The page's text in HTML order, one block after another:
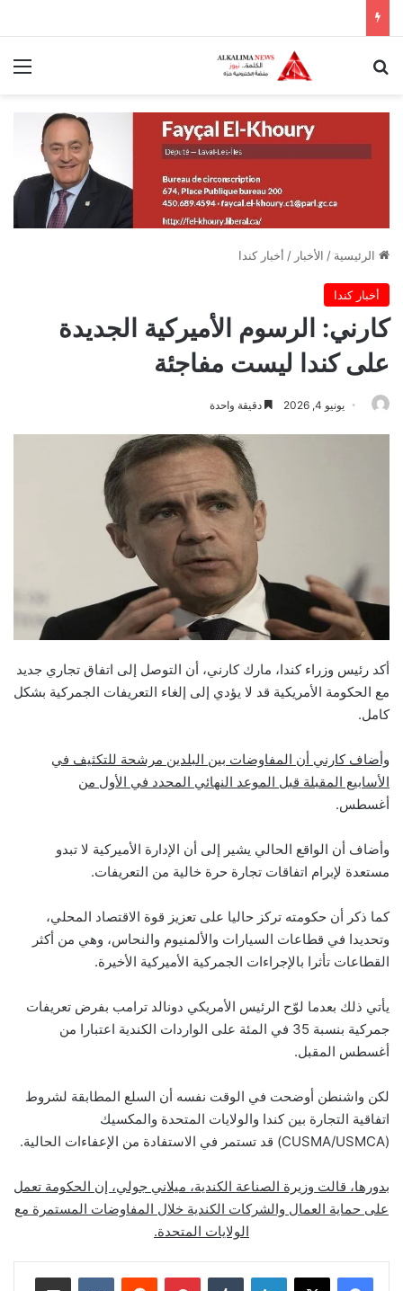
الرئيسية / الأخبار / أخبار كندا
أخبار كندا
كارني: الرسوم الأميركية الجديدة
على كندا ليست مفاجئة
يونيو 4, 2026 دقيقة واحدة
أكد رئيس وزراء كندا، مارك كارني، أن التوصل إلى اتفاق تجاري جديد
مع الحكومة الأمريكية قد لا يؤدي إلى إلغاء التعريفات الجمركية بشكل
كامل.
وأضاف كارني أن المفاوضات بين البلدين مرشحة للتكثيف في
الأسابيع المقبلة قبل الموعد النهائي المحدد في الأول من
أغسطس.
وأضاف أن الواقع الحالي يشير إلى أن الإدارة الأميركية لا تبدو
مستعدة لإبرام اتفاقات تجارة حرة خالية من التعريفات.
كما ذكر أن حكومته تركز حاليا على تعزيز قوة الاقتصاد المحلي،
وتحديدا في قطاعات السيارات والألمنيوم والنحاس، وهي من أكثر
القطاعات تأثرا بالإجراءات الجمركية الأميركية الأخيرة.
يأتي ذلك بعدما لوّح الرئيس الأمريكي دونالد ترامب بفرض تعريفات
جمركية بنسبة 35 في المئة على الواردات الكندية اعتبارا من
أغسطس المقبل.
لكن واشنطن أوضحت في الوقت نفسه أن السلع المطابقة لشروط
اتفاقية التجارة بين كندا والولايات المتحدة والمكسيك
(CUSMA/USMCA) قد تستمر في الاستفادة من الإعفاءات الحالية.
بدورها، قالت وزيرة الصناعة الكندية، ميلاني جولي، إن الحكومة تعمل
على حماية العمال والشركات الكندية خلال المفاوضات المستمرة مع
الولايات المتحدة.
لينكدإن بينتيريست